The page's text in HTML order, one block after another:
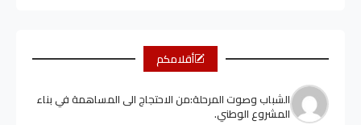
أقلامكم
الشباب وصوت المرحلة:من الاحتجاج الى المساهمة في بناء
المشروع الوطني.